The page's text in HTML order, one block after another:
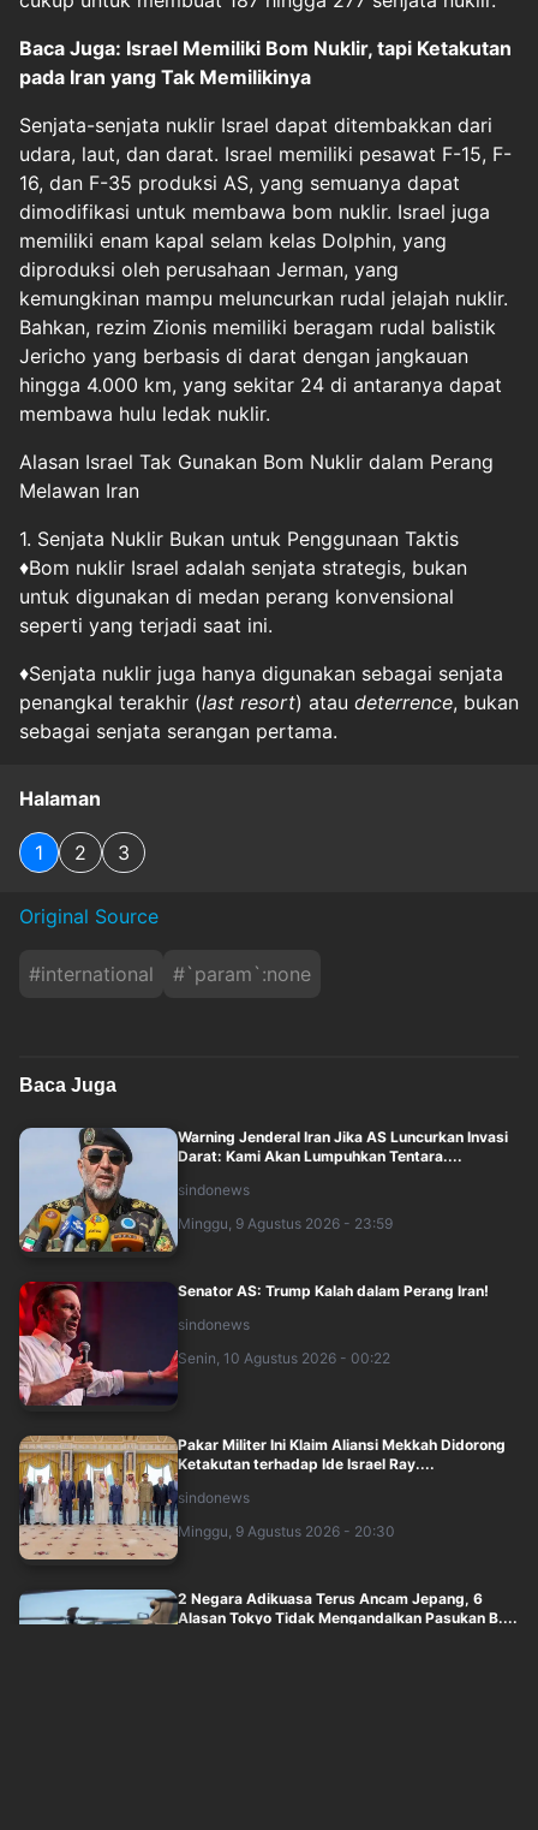
Baca Juga: Israel Memiliki Bom Nuklir, tapi Ketakutan
pada Iran yang Tak Memilikinya
Senjata-senjata nuklir Israel dapat ditembakkan dari
udara, laut, dan darat. Israel memiliki pesawat F-15, F-
16, dan F-35 produksi AS, yang semuanya dapat
dimodifikasi untuk membawa bom nuklir. Israel juga
memiliki enam kapal selam kelas Dolphin, yang
diproduksi oleh perusahaan Jerman, yang
kemungkinan mampu meluncurkan rudal jelajah nuklir.
Bahkan, rezim Zionis memiliki beragam rudal balistik
Jericho yang berbasis di darat dengan jangkauan
hingga 4.000 km, yang sekitar 24 di antaranya dapat
membawa hulu ledak nuklir.
Alasan Israel Tak Gunakan Bom Nuklir dalam Perang
Melawan Iran
1. Senjata Nuklir Bukan untuk Penggunaan Taktis
♦Bom nuklir Israel adalah senjata strategis, bukan
untuk digunakan di medan perang konvensional
seperti yang terjadi saat ini.
♦Senjata nuklir juga hanya digunakan sebagai senjata
penangkal terakhir (last resort) atau deterrence, bukan
sebagai senjata serangan pertama.
Halaman
1 2 3
Original Source
#international #`param`:none
Baca Juga
Warning Jenderal Iran Jika AS Luncurkan Invasi
Darat: Kami Akan Lumpuhkan Tentara....
sindonews
Minggu, 9 Agustus 2026 - 23:59
Senator AS: Trump Kalah dalam Perang Iran!
sindonews
Senin, 10 Agustus 2026 - 00:22
Pakar Militer Ini Klaim Aliansi Mekkah Didorong
Ketakutan terhadap Ide Israel Ray....
sindonews
Minggu, 9 Agustus 2026 - 20:30
2 Negara Adikuasa Terus Ancam Jepang, 6
Alasan Tokyo Tidak Mengandalkan Pasukan B....